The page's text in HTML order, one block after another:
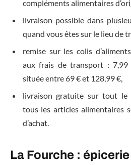
compléments alimentaires
livraison possible dans
quand vous êtes sur le lieu de
remise sur les colis
aux frais de transport : 7,99
située entre 69 € et 128,99 €,
livraison gratuite sur tout
tous les articles alimentaires
d’achat.
La Fourche :